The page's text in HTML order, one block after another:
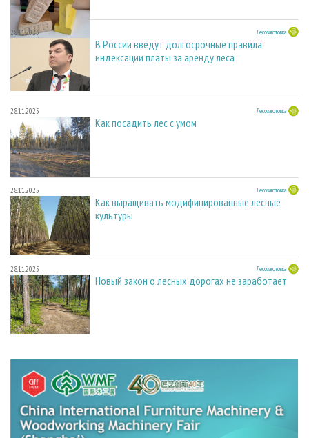
28.11.2025 Лесозаготовка
В России введут долгосрочные правила
индексации платы за аренду леса
28.11.2025 Лесозаготовка
Как посадить лес с умом
28.11.2025 Лесозаготовка
Как выращивать модифицированные лесные
культуры
28.11.2025 Лесозаготовка
Новый закон о лесных дорогах не заработает